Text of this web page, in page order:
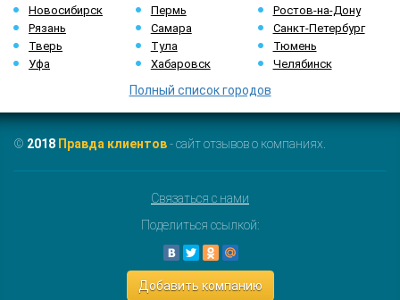
Новосибирск
Пермь
Ростов-на-Дону
Рязань
Самара
Санкт-Петербург
Тверь
Тула
Тюмень
Уфа
Хабаровск Челябинск
Полный список городов
© 2018 Правда клиентов- сайт отзывов о компаниях.
Связаться с нами
Поделиться ссылкой:
Добавить компанию